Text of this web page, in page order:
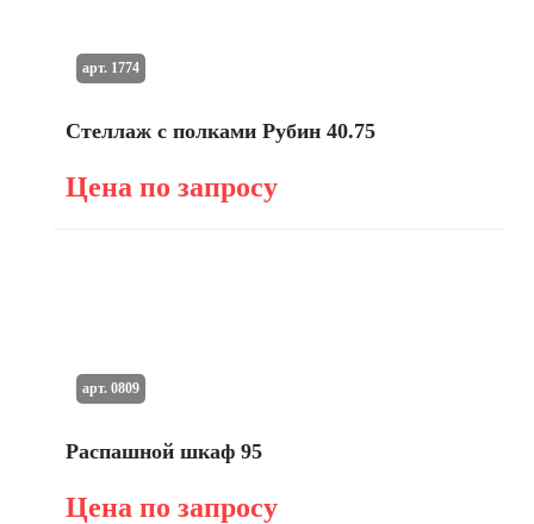
Стеллаж с полками Рубин 40.75
Цена по запросу
арт. 1774
Распашной шкаф 95
Цена по запросу
арт. 0809